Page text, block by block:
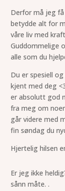
Derfor må jeg
betydde alt for
våre liv med
Guddommelige
alle som du
Du er spesiell
kjent med deg
er absolutt god
fra meg om
går videre med
fin søndag du
Hjertelig hilsen
Er jeg ikke
sånn måte. .